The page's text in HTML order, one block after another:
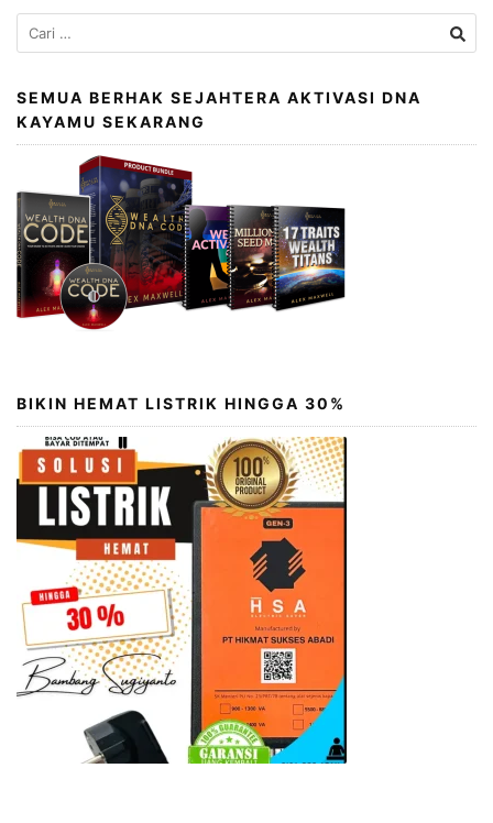
Cari
untuk:
SEMUA BERHAK SEJAHTERA AKTIVASI DNA
KAYAMU SEKARANG
BIKIN HEMAT LISTRIK HINGGA 30%